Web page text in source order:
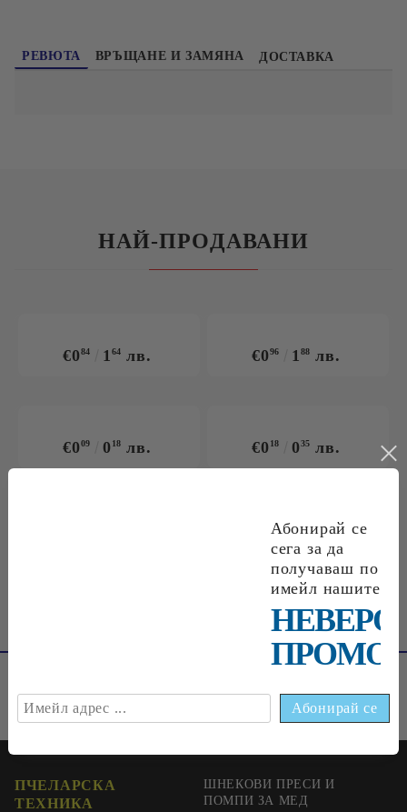
РЕВЮТА ВРЪЩАНЕ И ЗАМЯНА ДОСТАВКА
НАЙ-ПРОДАВАНИ
€084 164 лв. €096 188 лв.
€009 018 лв. €018 035 лв.
ПЧЕЛАРСКА
ТЕХНИКА
ШНЕКОВИ ПРЕСИ И
ПОМПИ ЗА МЕД
Абонирай се
сега за да
получаваш по
имейл нашите